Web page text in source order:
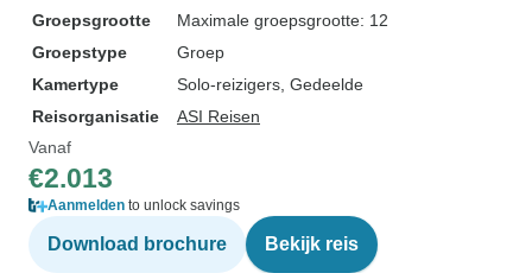
Groepsgrootte
Maximale groepsgrootte: 12
Groepstype
Groep
Kamertype
Solo-reizigers, Gedeelde
Reisorganisatie
ASI Reisen
Vanaf
€2.013
Aanmelden to unlock savings
Download brochure Bekijk reis